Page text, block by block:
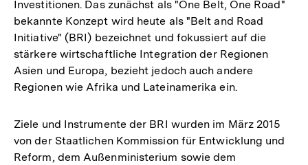
Investitionen. Das zunächst als "One Belt, One Road"
bekannte Konzept wird heute als "Belt and Road
Initiative" (BRI) bezeichnet und fokussiert auf die
stärkere wirtschaftliche Integration der Regionen
Asien und Europa, bezieht jedoch auch andere
Regionen wie Afrika und Lateinamerika ein.
Ziele und Instrumente der BRI wurden im März 2015
von der Staatlichen Kommission für Entwicklung und
Reform, dem Außenministerium sowie dem